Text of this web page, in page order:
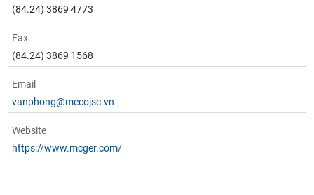
(84.24) 3869 4773
Fax
(84.24) 3869 1568
Email
vanphong@mecojsc.vn
Website
https://www.mcger.com/